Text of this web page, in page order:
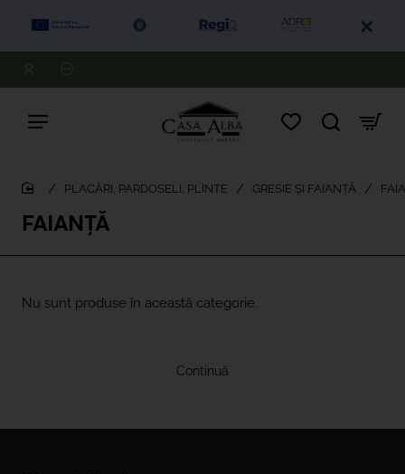
FAIANȚĂ
PLACĂRI, PARDOSELI, PLINTE GRESIE ȘI FAIANȚĂ
Nu sunt produse în această categorie.
Continuă